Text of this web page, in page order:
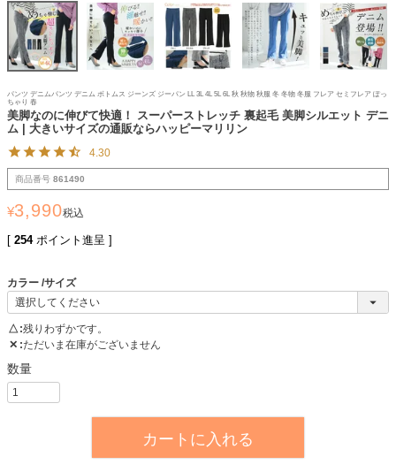
パンツ デニムパンツ デニム ボトムス ジーンズ ジーパン LL 3L 4L 5L 6L 秋 秋物 秋服 冬 冬物 冬服 フレア セミフレア ぽっ
ちゃり 春
美脚なのに伸びて快適！ スーパーストレッチ 裏起毛 美脚シルエット デニ
ム | 大きいサイズの通販ならハッピーマリリン
4.30
商品番号 861490
¥3,990税込
[ 254 ポイント進呈 ]
カラー サイズ
△ 残りわずかです。
✕ ただいま在庫がございません
カートに入れる